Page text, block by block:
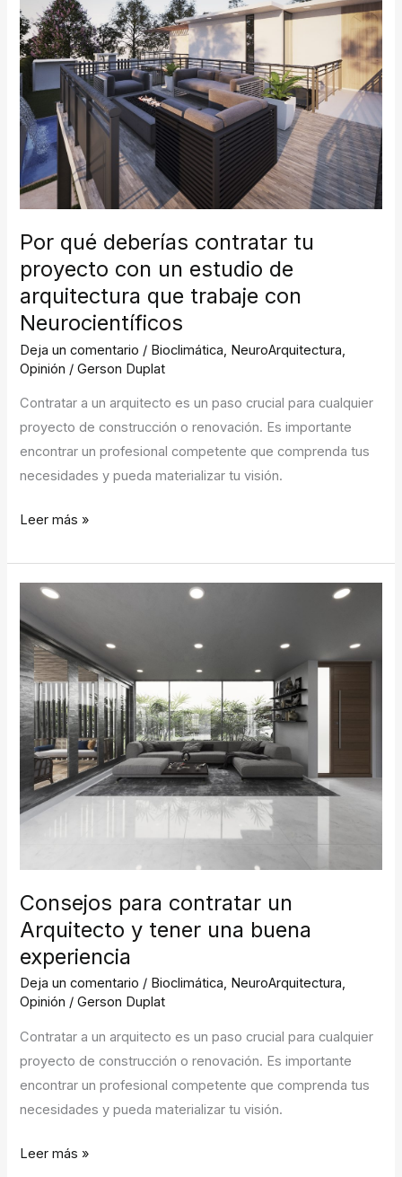
Por qué deberías contratar tu
proyecto con un estudio de
arquitectura que trabaje con
Neurocientíficos
Deja un comentario / Bioclimática, NeuroArquitectura,
Opinión /Gerson Duplat
Contratar a un arquitecto es un paso crucial para cualquier
proyecto de construcción o renovación. Es importante
encontrar un profesional competente que comprenda tus
necesidades y pueda materializar tu visión.
deberías
contratar
tu
proyecto
con
un
estudio
de
arquitectura
que
con
Neurocientíficos
Leer más »
Consejos para contratar un
Arquitecto y tener una buena
experiencia
Deja un comentario / Bioclimática, NeuroArquitectura,
Opinión /Gerson Duplat
Contratar a un arquitecto es un paso crucial para cualquier
proyecto de construcción o renovación. Es importante
encontrar un profesional competente que comprenda tus
necesidades y pueda materializar tu visión.
Consejos
para
contratar
un
Arquitecto
y
tener
una
buena
experiencia
Leer más »